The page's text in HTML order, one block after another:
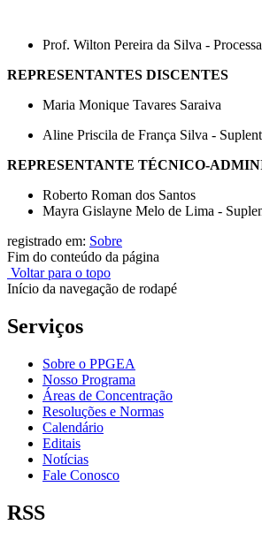
Prof. Wilton Pereira da Silva -
REPRESENTANTES DISCENTES
Maria Monique Tavares Saraiva
Aline Priscila de França Silva -
REPRESENTANTE TÉCNICO-
Roberto Roman dos Santos
Mayra Gislayne Melo de Lima -
registrado em: Sobre
Fim do conteúdo da página
Voltar para o topo
Início da navegação de rodapé
Serviços
Sobre o PPGEA
Nosso Programa
Áreas de Concentração
Resoluções e Normas
Calendário
Editais
Notícias
Fale Conosco
RSS